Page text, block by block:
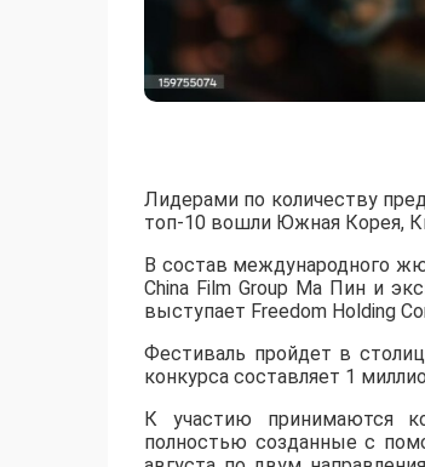
Лидерами по количеству
топ-10 вошли Южная Корея,
В состав международного
China Film Group Ма Пин и
выступает Freedom Holding
​Фестиваль пройдет в
конкурса составляет 1
К участию принимаются
полностью созданные с